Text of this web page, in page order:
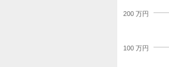
100 万円
200 万円